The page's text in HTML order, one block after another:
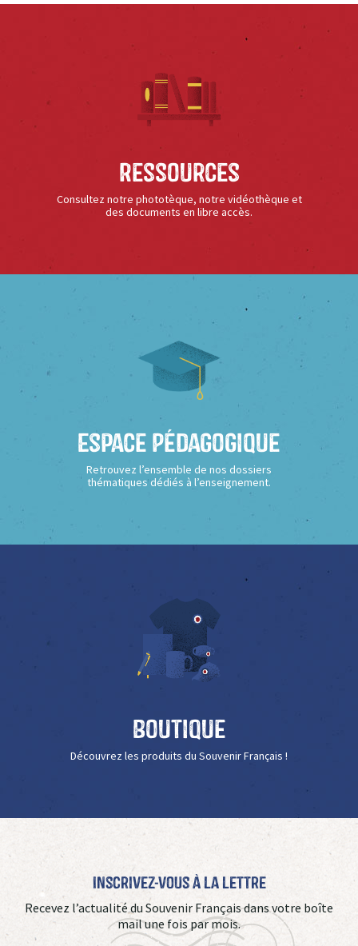
Ressources
Consultez notre phototèque, notre vidéothèque et
des documents en libre accès.
Espace Pédagogique
Retrouvez l’ensemble de nos dossiers
thématiques dédiés à l’enseignement.
Boutique
Découvrez les produits du Souvenir Français !
Inscrivez-vous à La Lettre
Recevez l’actualité du Souvenir Français dans votre boîte
mail une fois par mois.